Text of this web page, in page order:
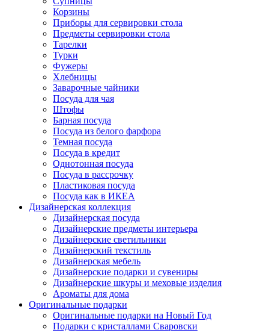
Корзины
Приборы для сервировки стола
Предметы сервировки стола
Тарелки
Турки
Фужеры
Хлебницы
Заварочные чайники
Посуда для чая
Штофы
Барная посуда
Посуда из белого фарфора
Темная посуда
Посуда в кредит
Однотонная посуда
Посуда в рассрочку
Пластиковая посуда
Посуда как в ИКЕА
Дизайнерская коллекция
Дизайнерская посуда
Дизайнерские предметы интерьера
Дизайнерские светильники
Дизайнерский текстиль
Дизайнерская мебель
Дизайнерские подарки и сувениры
Дизайнерские шкуры и меховые изделия
Ароматы для дома
Оригинальные подарки
Оригинальные подарки на Новый Год
Подарки с кристаллами Сваровски